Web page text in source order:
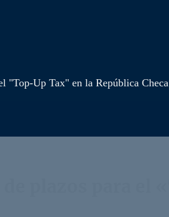
"Top-Up Tax" en la República Checa